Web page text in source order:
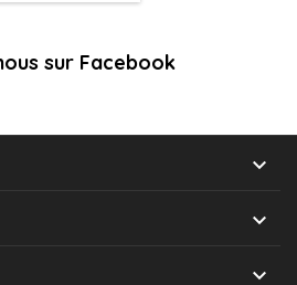
sur Facebook


